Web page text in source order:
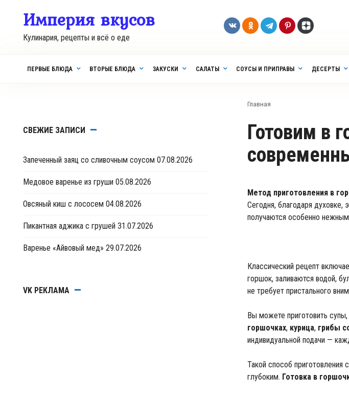
Империя вкусов
Кулинария, рецепты и всё о еде
ПЕРВЫЕ БЛЮДА ВТОРЫЕ БЛЮДА ЗАКУСКИ САЛАТЫ СОУСЫ И ПРИПРАВЫ ДЕСЕРТЫ
Главная
Готовим в горшочках: старинный метод с
Метод приготовления в
Сегодня, благодаря
получаются особенно
Классический рецепт
горшок, заливаются водой,
не требует пристального
Вы можете приготовить
горшочках, курица, грибы
индивидуальной подачи —
Такой способ приготовления
глубоким. Готовка в
СВЕЖИЕ ЗАПИСИ
Запеченный заяц со сливочным соусом 07.08.2026
Медовое варенье из груши 05.08.2026
Овсяный киш с лососем 04.08.2026
Пикантная аджика с грушей 31.07.2026
Варенье «Айвовый мед» 29.07.2026
VK РЕКЛАМА